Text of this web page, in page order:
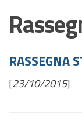
RASSEGNA
[23/10/2015]